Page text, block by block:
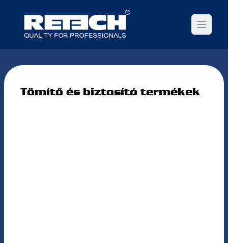
Open
Tömítő és biztosító termékek